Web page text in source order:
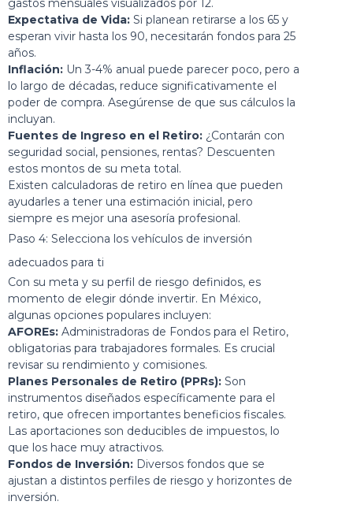
gastos mensuales visualizados por 12.
Expectativa de Vida: Si planean retirarse a los 65 y
esperan vivir hasta los 90, necesitarán fondos para 25
años.
Inflación: Un 3-4% anual puede parecer poco, pero a
lo largo de décadas, reduce significativamente el
poder de compra. Asegúrense de que sus cálculos la
incluyan.
Fuentes de Ingreso en el Retiro: ¿Contarán con
seguridad social, pensiones, rentas? Descuenten
estos montos de su meta total.
Existen calculadoras de retiro en línea que pueden
ayudarles a tener una estimación inicial, pero
siempre es mejor una asesoría profesional.
Paso 4: Selecciona los vehículos de inversión
adecuados para ti
Con su meta y su perfil de riesgo definidos, es
momento de elegir dónde invertir. En México,
algunas opciones populares incluyen:
AFOREs: Administradoras de Fondos para el Retiro,
obligatorias para trabajadores formales. Es crucial
revisar su rendimiento y comisiones.
Planes Personales de Retiro (PPRs): Son
instrumentos diseñados específicamente para el
retiro, que ofrecen importantes beneficios fiscales.
Las aportaciones son deducibles de impuestos, lo
que los hace muy atractivos.
Fondos de Inversión: Diversos fondos que se
ajustan a distintos perfiles de riesgo y horizontes de
inversión.